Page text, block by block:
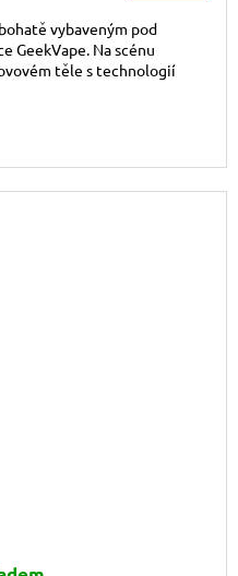
vybaveným pod
GeekVape. Na scénu
těle s technologií